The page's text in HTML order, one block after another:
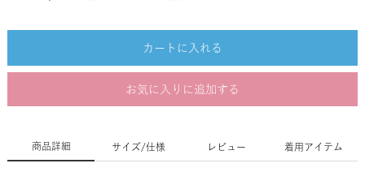
カートに入れる
お気に入りに追加する
商品詳細 サイズ/仕様 レビュー 着用アイテム